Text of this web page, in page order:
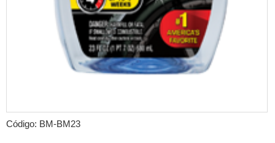
Código: BM-BM23